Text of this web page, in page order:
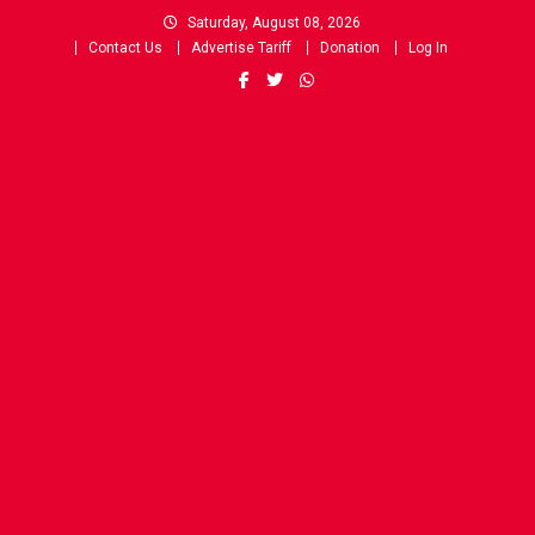
Saturday, August 08, 2026
Contact Us
Advertise Tariff Donation Log In